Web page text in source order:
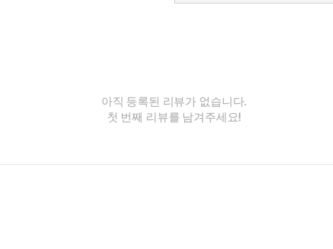
아직 등록된 리뷰가 없습니다.
첫 번째 리뷰를 남겨주세요!